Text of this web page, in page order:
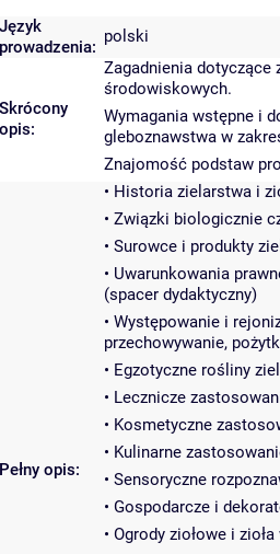
Język
prowadzenia:
polski
Skrócony
opis:
Zagadnienia dotyczące
środowiskowych.
Wymagania wstępne i
gleboznawstwa w
Znajomość podstaw
Pełny opis:
• Historia zielarstwa i
• Związki biologicznie
• Surowce i produkty
• Uwarunkowania
(spacer dydaktyczny)
• Występowanie i
przechowywanie,
• Egzotyczne rośliny
• Lecznicze
• Kosmetyczne
• Kulinarne
• Sensoryczne
• Gospodarcze i
• Ogrody ziołowe i